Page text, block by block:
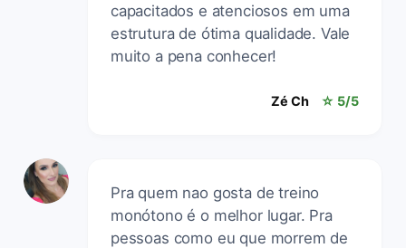
capacitados e atenciosos em uma
estrutura de ótima qualidade. Vale
muito a pena conhecer!
Zé Ch ☆ 5/5
Pra quem nao gosta de treino
monótono é o melhor lugar. Pra
pessoas como eu que morrem de